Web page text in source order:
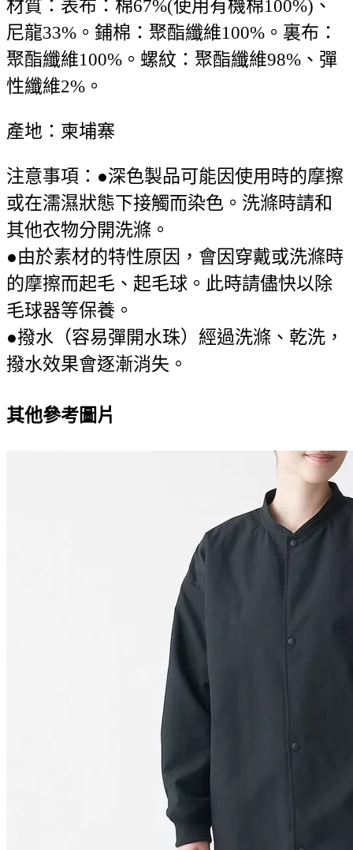
材質：表布：棉67%(使用有機棉100%)、
尼龍33%。鋪棉：聚酯纖維100%。裏布：
聚酯纖維100%。螺紋：聚酯纖維98%、彈
性纖維2%。
產地：柬埔寨
注意事項：●深色製品可能因使用時的摩擦
或在濡濕狀態下接觸而染色。洗滌時請和
其他衣物分開洗滌。
●由於素材的特性原因，會因穿戴或洗滌時
的摩擦而起毛、起毛球。此時請儘快以除
毛球器等保養。
●撥水（容易彈開水珠）經過洗滌、乾洗，
撥水效果會逐漸消失。
其他參考圖片